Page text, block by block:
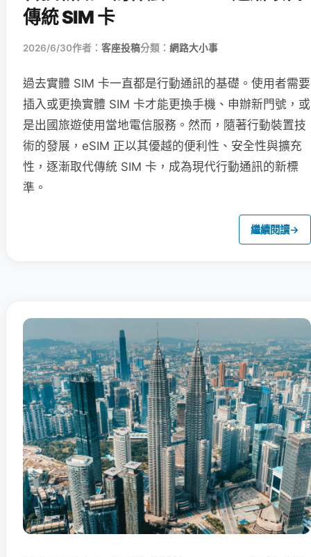
傳統 SIM 卡
2026/6/30作者： 客座投稿分類： 網路大小事
過去實體 SIM 卡一直都是行動通訊的基礎。使用者需要
插入或更換實體 SIM 卡才能更換手機、申辦新門號，或
是出國旅遊使用當地電信服務。然而，隨著行動裝置技
術的發展，eSIM 正以其優越的便利性、安全性與擴充
性，逐漸取代傳統 SIM 卡，成為現代行動通訊的新標
準。
繼續閱讀→